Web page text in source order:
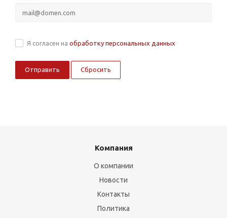
Я согласен на обработку персональных данных
Сбросить
Компания
О компании
Новости
Контакты
Политика